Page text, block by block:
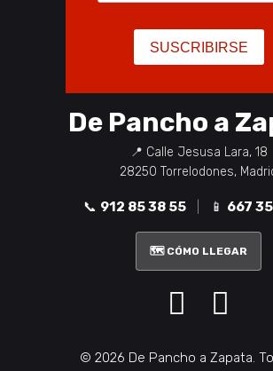
De Pancho a
📍 Calle Jesusa Lara, 18
28250 Torrelodones,
📞 912 85 38 55 📱 667
🗺️ CÓMO LLEGAR
© 2026 De Pancho a Zapata.